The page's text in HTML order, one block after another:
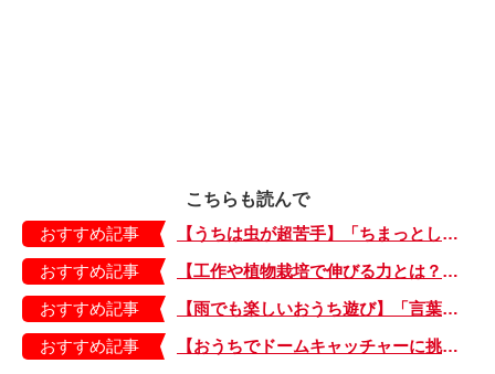
こちらも読んで
おすすめ記事
【うちは虫が超苦手】「ちまっとした虫にも大騒ぎ！」「可愛い系の虫……でも逃げる！」教えて！ みんなの虫ギライエピソード
おすすめ記事
【工作や植物栽培で伸びる力とは？】「非認知能力」を養う、おうちで楽しむ創作あそび・おうちあそび図鑑5
おすすめ記事
【雨でも楽しいおうち遊び】「言葉あそび」で伸ばす表現力や想像力・おうちあそび図鑑4
おすすめ記事
【おうちでドームキャッチャーに挑戦だ】アンパンマン わくわくドームキャッチャー